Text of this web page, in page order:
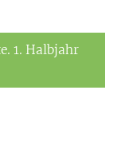
1. Halbjahr